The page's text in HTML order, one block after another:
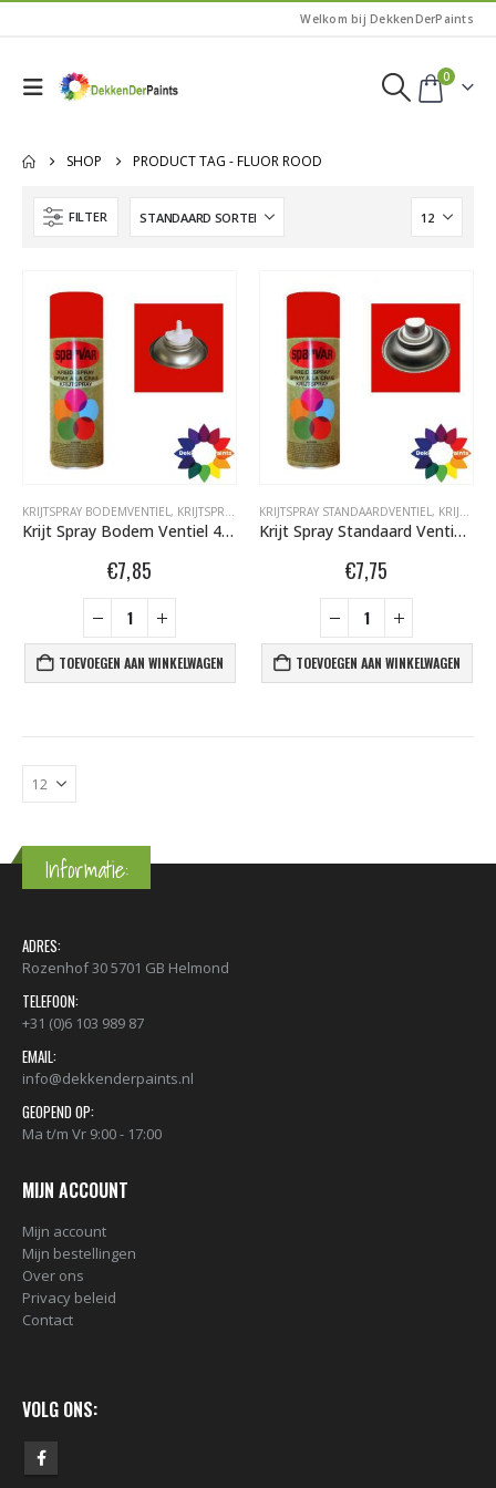
Welkom bij DekkenDerPaints
0
SHOP PRODUCT TAG -FLUOR ROOD
FILTER
KRIJTSPRAY BODEMVENTIEL, KRIJTSPRAY BODEMVENTIEL 400 ML ,SPARVAR GRAFFITI
Krijt Spray Bodem Ventiel 400ml aFluor Rood 6001029
€7,85
TOEVOEGEN AAN WINKELWAGEN
KRIJTSPRAY STANDAARDVENTIEL, KRIJTSPRAY STANDAARDVENTIEL 400 ML
Krijt Spray Standaard Ventiel Fluor Rood 400ml 6000640
€7,75
TOEVOEGEN AAN WINKELWAGEN
Informatie:
ADRES:
Rozenhof 30 5701 GB Helmond
TELEFOON:
+31 (0)6 103 989 87
EMAIL:
info@dekkenderpaints.nl
GEOPEND OP:
Ma t/m Vr 9:00 - 17:00
MIJN ACCOUNT
Mijn account
Mijn bestellingen
Over ons
Privacy beleid
Contact
VOLG ONS: